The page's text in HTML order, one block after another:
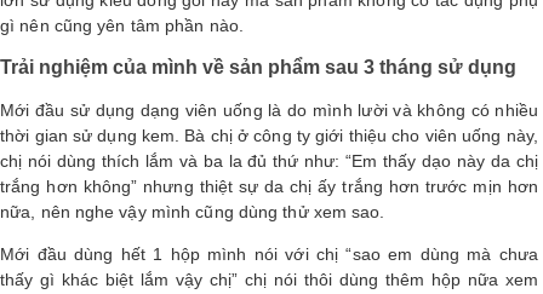
gì nên cũng yên tâm phần nào.
Trải nghiệm của mình về sản phẩm sau 3 tháng sử dụng
Mới đầu sử dụng dạng viên uống là do mình lười và không có nhiều
thời gian sử dụng kem. Bà chị ở công ty giới thiệu cho viên uống này,
chị nói dùng thích lắm và ba la đủ thứ như: “Em thấy dạo này da chị
trắng hơn không” nhưng thiệt sự da chị ấy trắng hơn trước mịn hơn
nữa, nên nghe vậy mình cũng dùng thử xem sao.
Mới đầu dùng hết 1 hộp mình nói với chị “sao em dùng mà chưa
thấy gì khác biệt lắm vậy chị” chị nói thôi dùng thêm hộp nữa xem